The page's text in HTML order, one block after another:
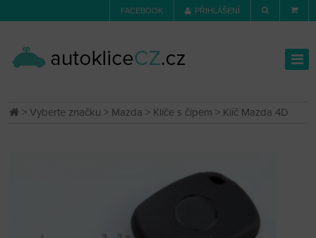
FACEBOOK PŘIHLÁŠENÍ
>Vyberte značku > Mazda > Klíče s čipem > Klíč Mazda 4D